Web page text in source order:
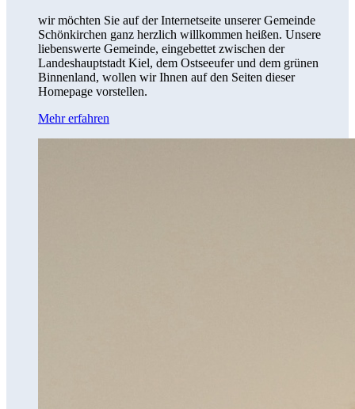
wir möchten Sie auf der Internetseite unserer Gemeinde
Schönkirchen ganz herzlich willkommen heißen. Unsere
liebenswerte Gemeinde, eingebettet zwischen der
Landeshauptstadt Kiel, dem Ostseeufer und dem grünen
Binnenland, wollen wir Ihnen auf den Seiten dieser
Homepage vorstellen.
Mehr erfahren